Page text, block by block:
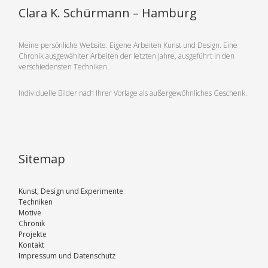
Clara K. Schürmann – Hamburg
Meine persönliche Website. Eigene Arbeiten Kunst und Design. Eine
Chronik ausgewählter Arbeiten der letzten Jahre, ausgeführt in den
verschiedensten Techniken.
Individuelle Bilder nach Ihrer Vorlage als außergewöhnliches Geschenk.
Sitemap
Kunst, Design und Experimente
Techniken
Motive
Chronik
Projekte
Kontakt
Impressum und Datenschutz